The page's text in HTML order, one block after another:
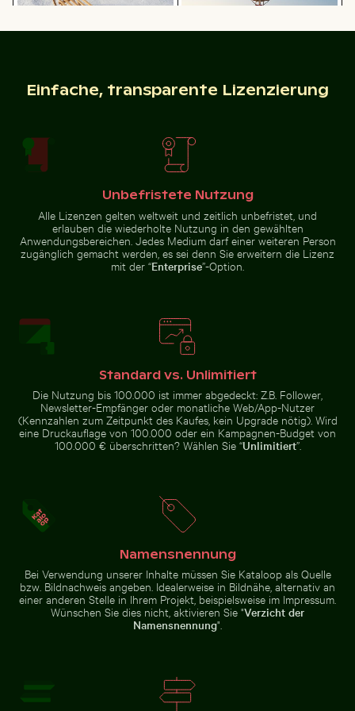
Holzschlitten auf Schnee mit
ziehender Person Hafenleuchtfeuer bei
Sonnenuntergang im Hafen von
Mit Frost bedecktes Gras in Zwei Rotohrbülbüls auf Draht vor
blauem Himmel
Reiher fängt Fisch in den klaren Gewässern von
Hand hält Spiegel mit
Nebelverhangene
Wolkenkratzer mit
Neugierige Katze lugt unter weißem Tuch
hervor
Luftaufnahme von Mandraki auf der Insel Nisyros
Luftaufnahme von Mandraki auf der
Insel Nisyros
Eckbereich eines
Eckbereich eines
Industriegebäudes mit
Metallrohren und -paneelen
Malerische Ansicht der Kalksteinformationen im El
Torcal de Antequera
Rosa Seerosen auf einem
Einfache, transparente Lizenzierung
Unbefristete Nutzung
Alle Lizenzen gelten weltweit und zeitlich unbefristet, und
erlauben die wiederholte Nutzung in den gewählten
Anwendungsbereichen. Jedes Medium darf einer weiteren Person
zugänglich gemacht werden, es sei denn Sie erweitern die Lizenz
mit der “Enterprise”-Option.
Standard vs. Unlimitiert
Die Nutzung bis 100.000 ist immer abgedeckt: Z.B. Follower,
Newsletter-Empfänger oder monatliche Web/App-Nutzer
(Kennzahlen zum Zeitpunkt des Kaufes, kein Upgrade nötig). Wird
eine Druckauflage von 100.000 oder ein Kampagnen-Budget von
100.000 € überschritten? Wählen Sie “Unlimitiert”.
Namensnennung
Bei Verwendung unserer Inhalte müssen Sie Kataloop als Quelle
bzw. Bildnachweis angeben. Idealerweise in Bildnähe, alternativ an
einer anderen Stelle in Ihrem Projekt, beispielsweise im Impressum.
Wünschen Sie dies nicht, aktivieren Sie "Verzicht der
Namensnennung".